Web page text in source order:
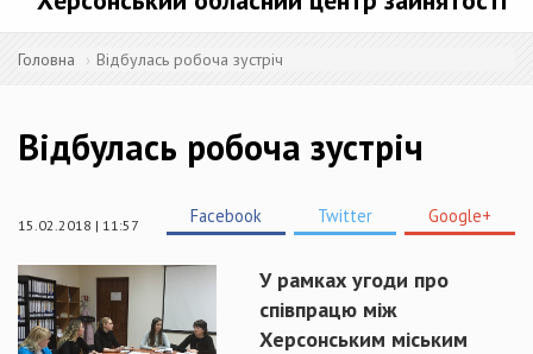
Головна Відбулась робоча зустріч
Відбулась робоча зустріч
15.02.2018 | 11:57 Facebook Twitter Google+
Урамках угоди про
співпрацю між
Херсонським міським